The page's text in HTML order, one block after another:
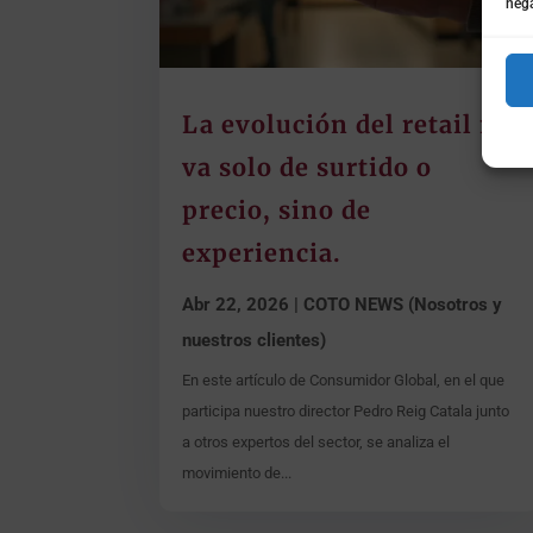
La evolución del retail no
va solo de surtido o
precio, sino de
experiencia.
Abr 22, 2026 | COTO NEWS (Nosotros y
nuestros clientes)
En este artículo de Consumidor Global, en el que
participa nuestro director Pedro Reig Catala junto
a otros expertos del sector, se analiza el
movimiento de...